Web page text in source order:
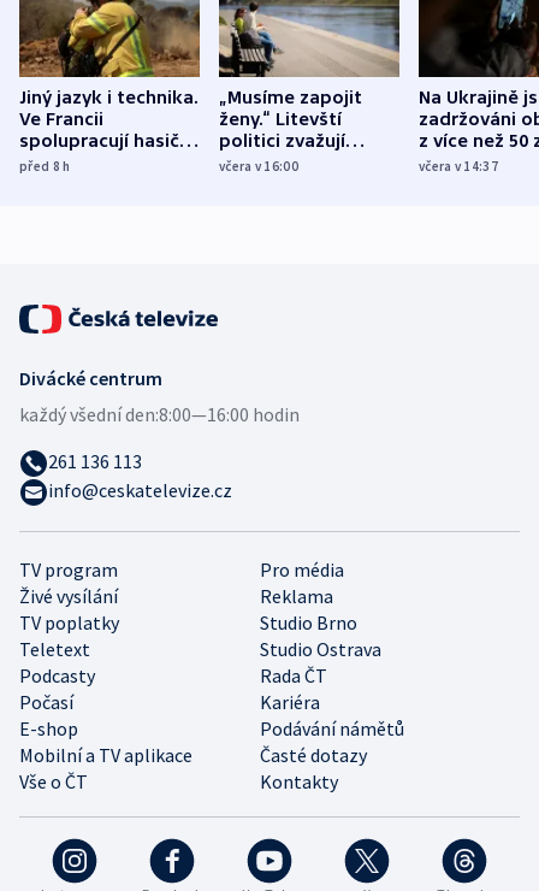
Jiný jazyk i technika.
Ve Francii
spolupracují hasiči z
různých zemí
před 8h
„Musíme zapojit
ženy.“ Litevští
politici zvažují
dohodu o
včera v 16:00
Na Ukrajině
zadržováni
z více než 50
Bojovali na
včera v 14:37
TV program
Pro média
Živé vysílání
Reklama
TV poplatky
Studio Brno
Teletext
Studio Ostrava
Podcasty
Rada ČT
Počasí
Kariéra
E-shop
Podávání námětů
Mobilní a TV aplikace
Časté dotazy
Vše o ČT
Kontakty
Divácké centrum
každý všední den:8:00—16:00 hodin
261 136 113
info@ceskatelevize.cz